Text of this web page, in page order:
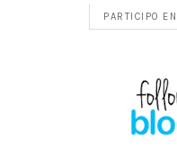
PARTICIPO